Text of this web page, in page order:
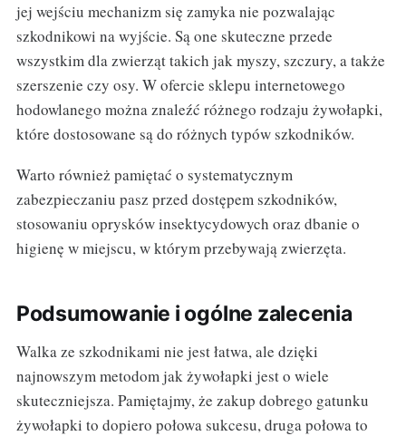
jej wejściu mechanizm się zamyka nie pozwalając
szkodnikowi na wyjście. Są one skuteczne przede
wszystkim dla zwierząt takich jak myszy, szczury, a także
szerszenie czy osy. W ofercie sklepu internetowego
hodowlanego można znaleźć różnego rodzaju żywołapki,
które dostosowane są do różnych typów szkodników.
Warto również pamiętać o systematycznym
zabezpieczaniu pasz przed dostępem szkodników,
stosowaniu oprysków insektycydowych oraz dbanie o
higienę w miejscu, w którym przebywają zwierzęta.
Podsumowanie i ogólne zalecenia
Walka ze szkodnikami nie jest łatwa, ale dzięki
najnowszym metodom jak żywołapki jest o wiele
skuteczniejsza. Pamiętajmy, że zakup dobrego gatunku
żywołapki to dopiero połowa sukcesu, druga połowa to